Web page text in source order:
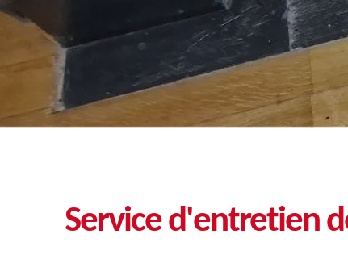
Service d'entretien